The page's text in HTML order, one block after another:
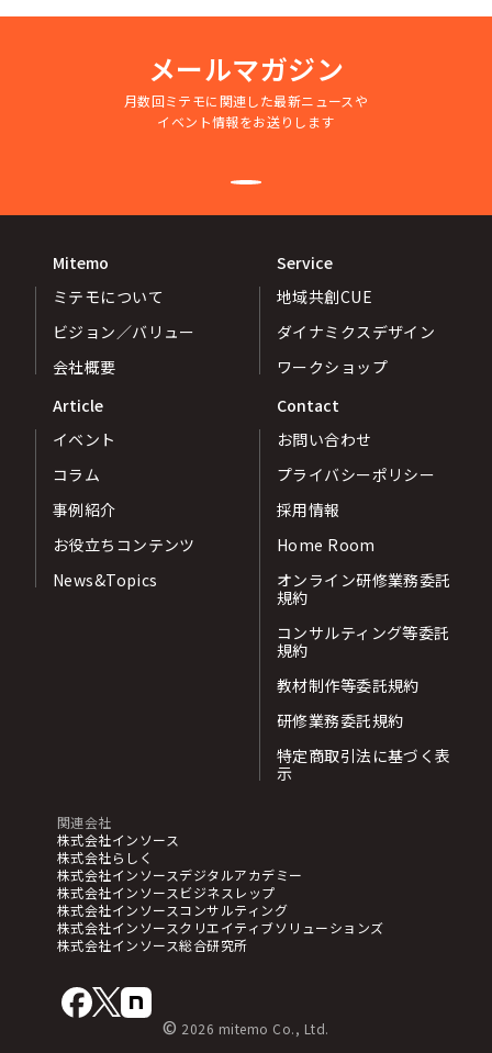
メールマガジン
月数回ミテモに関連した最新ニュースや
イベント情報をお送りします
Mitemo
ミテモについて
ビジョン／バリュー
会社概要
Service
地域共創CUE
ダイナミクスデザイン
ワークショップ
Article
イベント
コラム
事例紹介
お役立ちコンテンツ
News&Topics
Contact
お問い合わせ
プライバシーポリシー
採用情報
Home Room
オンライン研修業務委託
規約
コンサルティング等委託
規約
教材制作等委託規約
研修業務委託規約
特定商取引法に基づく表
示
関連会社
株式会社インソース
株式会社らしく
株式会社インソースデジタルアカデミー
株式会社インソースビジネスレップ
株式会社インソースコンサルティング
株式会社インソースクリエイティブソリューションズ
株式会社インソース総合研究所
© 2026 mitemo Co., Ltd.